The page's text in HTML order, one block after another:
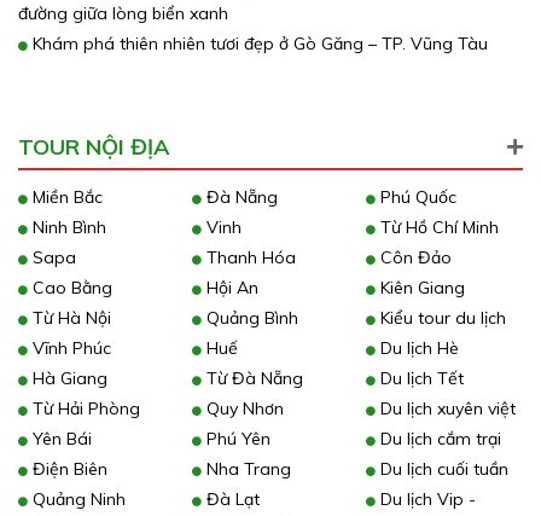
đường giữa lòng biển xanh
Khám phá thiên nhiên tươi đẹp ở Gò Găng – TP. Vũng Tàu
TOUR NỘI ĐỊA
Miền Bắc
Ninh Bình
Sapa
Cao Bằng
Từ Hà Nội
Vĩnh Phúc
Hà Giang
Từ Hải Phòng
Yên Bái
Điện Biên
Quảng Ninh
Đà Nẵng
Vinh
Thanh Hóa
Hội An
Quảng Bình
Huế
Từ Đà Nẵng
Quy Nhơn
Phú Yên
Nha Trang
Đà Lạt
Phú Quốc
Từ Hồ Chí Minh
Côn Đảo
Kiên Giang
Kiểu tour du lịch
Du lịch Hè
Du lịch Tết
Du lịch xuyên việt
Du lịch cắm trại
Du lịch cuối tuần
Du lịch Vip -